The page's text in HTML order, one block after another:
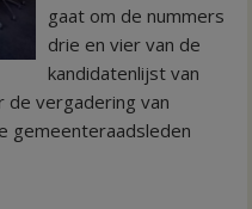
gaat om de nummers
drie en vier van de
kandidatenlijst van
de vergadering van
gemeenteraadsleden